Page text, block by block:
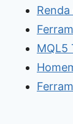
MQL5